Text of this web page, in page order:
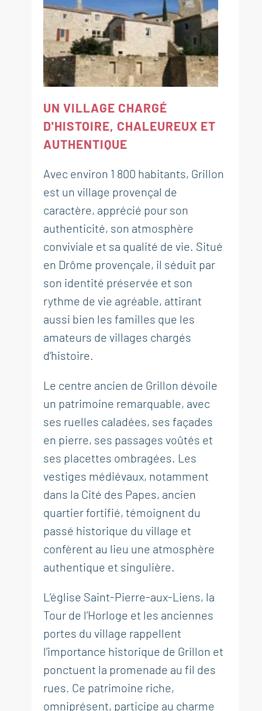
UN VILLAGE CHARGÉ
D'HISTOIRE, CHALEUREUX ET
AUTHENTIQUE
Avec environ 1 800 habitants, Grillon
est un village provençal de
caractère, apprécié pour son
authenticité, son atmosphère
conviviale et sa qualité de vie. Situé
en Drôme provençale, il séduit par
son identité préservée et son
rythme de vie agréable, attirant
aussi bien les familles que les
amateurs de villages chargés
d’histoire.
Le centre ancien de Grillon dévoile
un patrimoine remarquable, avec
ses ruelles caladées, ses façades
en pierre, ses passages voûtés et
ses placettes ombragées. Les
vestiges médiévaux, notamment
dans la Cité des Papes, ancien
quartier fortifié, témoignent du
passé historique du village et
confèrent au lieu une atmosphère
authentique et singulière.
L’église Saint-Pierre-aux-Liens, la
Tour de l’Horloge et les anciennes
portes du village rappellent
l’importance historique de Grillon et
ponctuent la promenade au fil des
rues. Ce patrimoine riche,
omniprésent, participe au charme